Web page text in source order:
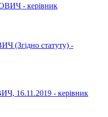
- керівник
статуту) -
16.11.2019 - керівник